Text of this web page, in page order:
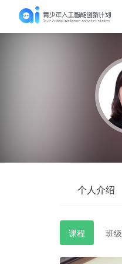
个人介绍
课程 班级